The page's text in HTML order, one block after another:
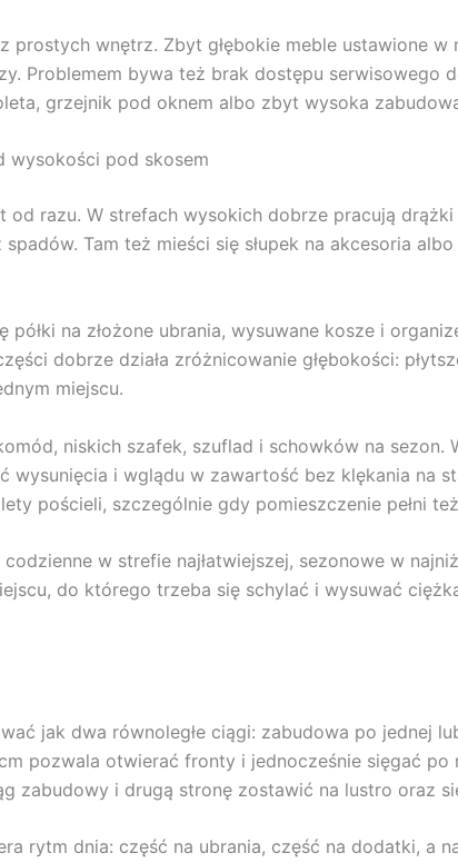
prostych wnętrz. Zbyt głębokie meble ustawione
Problemem bywa też brak dostępu serwisowego
grzejnik pod oknem albo zbyt wysoka
wysokości pod skosem
od razu. W strefach wysokich dobrze pracują
Tam też mieści się słupek na akcesoria albo
na złożone ubrania, wysuwane kosze i
dobrze działa zróżnicowanie głębokości:
miejscu.
niskich szafek, szuflad i schowków na sezon.
i wglądu w zawartość bez klękania na
pościeli, szczególnie gdy pomieszczenie pełni
w strefie najłatwiejszej, sezonowe w
do którego trzeba się schylać i wysuwać
jak dwa równoległe ciągi: zabudowa po jednej
pozwala otwierać fronty i jednocześnie sięgać
zabudowy i drugą stronę zostawić na lustro oraz
rytm dnia: część na ubrania, część na dodatki, a